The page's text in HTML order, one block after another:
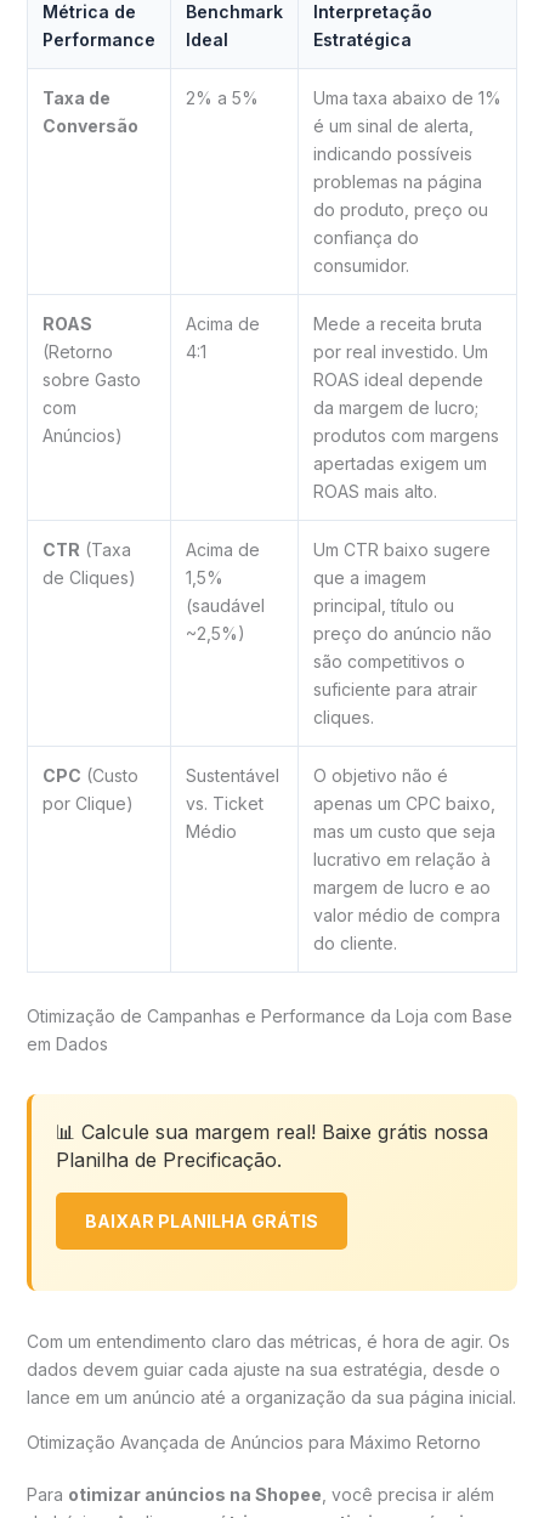
Métrica de
Performance
Benchmark
Ideal
Interpretação
Estratégica
Taxa de
Conversão
2% a 5%
Uma taxa abaixo de 1%
é um sinal de alerta,
indicando possíveis
problemas na página
do produto, preço ou
confiança do
consumidor.
ROAS
(Retorno
sobre Gasto
com
Anúncios)
Acima de
4:1
Mede a receita bruta
por real investido. Um
ROAS ideal depende
da margem de lucro;
produtos com margens
apertadas exigem um
ROAS mais alto.
CTR (Taxa
de Cliques)
Acima de
1,5%
(saudável
~2,5%)
Um CTR baixo sugere
que a imagem
principal, título ou
preço do anúncio não
são competitivos o
suficiente para atrair
cliques.
CPC (Custo
por Clique)
Sustentável
vs. Ticket
Médio
O objetivo não é
apenas um CPC baixo,
mas um custo que seja
lucrativo em relação à
margem de lucro e ao
valor médio de compra
do cliente.
Otimização de Campanhas e Performance da Loja com Base
em Dados
📊 Calcule sua margem real! Baixe grátis nossa
Planilha de Precificação.
BAIXAR PLANILHA GRÁTIS
Com um entendimento claro das métricas, é hora de agir. Os
dados devem guiar cada ajuste na sua estratégia, desde o
lance em um anúncio até a organização da sua página inicial.
Otimização Avançada de Anúncios para Máximo Retorno
Para otimizar anúncios na Shopee , você precisa ir além